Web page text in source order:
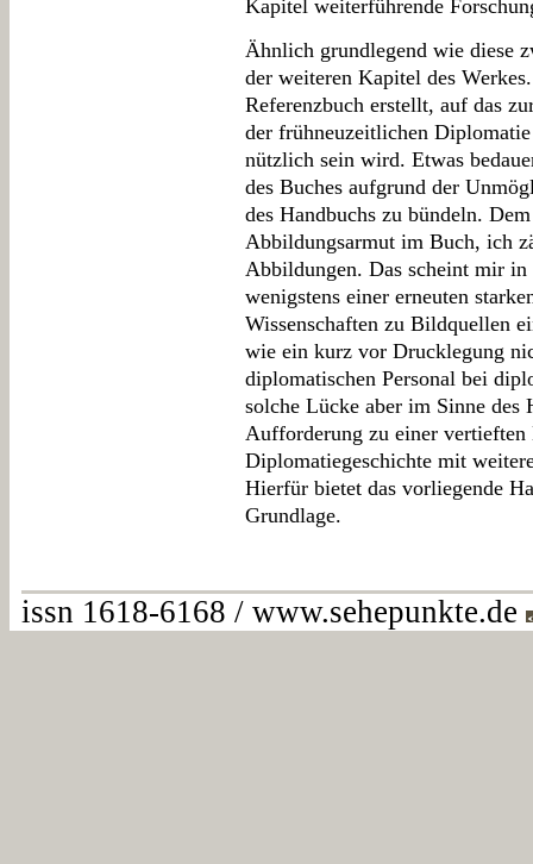
Kapitel weiterführende
Ähnlich grundlegend wie diese
der weiteren Kapitel des
Referenzbuch erstellt, auf das
der frühneuzeitlichen
nützlich sein wird. Etwas
des Buches aufgrund der
des Handbuchs zu bündeln.
Abbildungsarmut im Buch, ich
Abbildungen. Das scheint mir
wenigstens einer erneuten
Wissenschaften zu Bildquellen
wie ein kurz vor Drucklegung
diplomatischen Personal bei
solche Lücke aber im Sinne des
Aufforderung zu einer vertieften
Diplomatiegeschichte mit
Hierfür bietet das vorliegende
Grundlage.
issn 1618-6168 / www.sehepunkte.de